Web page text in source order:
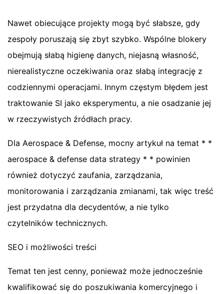
Nawet obiecujące projekty mogą być słabsze, gdy
zespoły poruszają się zbyt szybko. Wspólne blokery
obejmują słabą higienę danych, niejasną własność,
nierealistyczne oczekiwania oraz słabą integrację z
codziennymi operacjami. Innym częstym błędem jest
traktowanie SI jako eksperymentu, a nie osadzanie jej
w rzeczywistych źródłach pracy.
Dla Aerospace & Defense, mocny artykuł na temat * *
aerospace & defense data strategy * * powinien
również dotyczyć zaufania, zarządzania,
monitorowania i zarządzania zmianami, tak więc treść
jest przydatna dla decydentów, a nie tylko
czytelników technicznych.
SEO i możliwości treści
Temat ten jest cenny, ponieważ może jednocześnie
kwalifikować się do poszukiwania komercyjnego i